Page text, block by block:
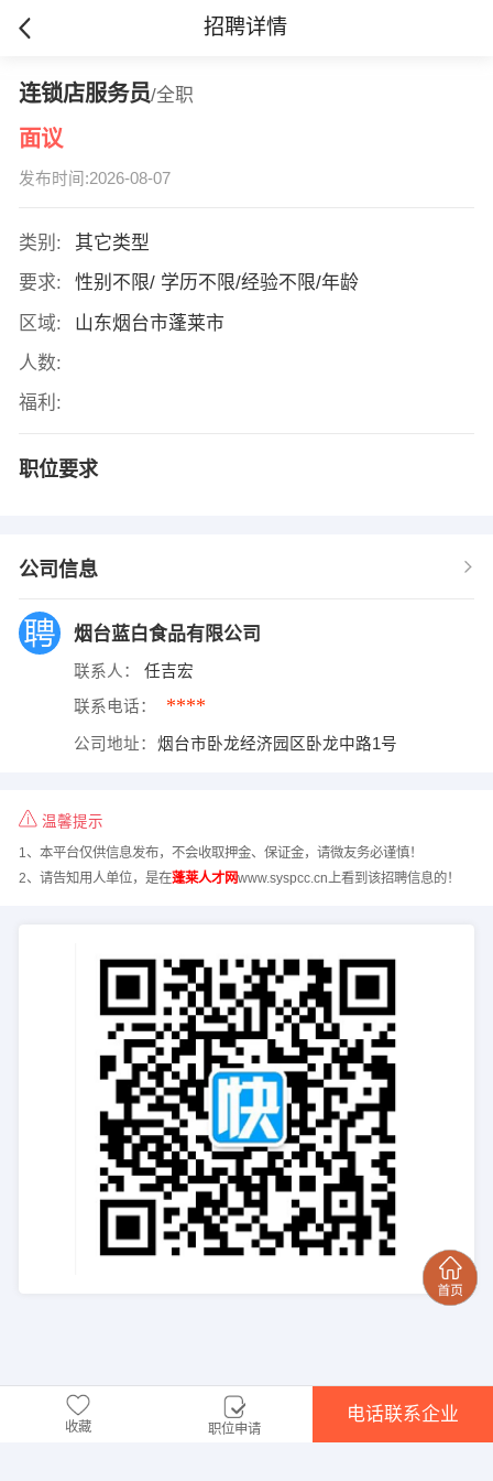
招聘详情
连锁店服务员/全职
面议
发布时间:2026-08-07
类别:
其它类型
要求:
性别不限/ 学历不限/经验不限/年龄
区域:
山东烟台市蓬莱市
人数:
福利:
职位要求
公司信息
烟台蓝白食品有限公司
联系人： 任吉宏
联系电话： ****
公司地址： 烟台市卧龙经济园区卧龙中路1号
温馨提示
1、本平台仅供信息发布，不会收取押金、保证金，请微友务必谨慎！
2、请告知用人单位，是在蓬莱人才网www.syspcc.cn上看到该招聘信息的！
收藏 职位申请
电话联系企业